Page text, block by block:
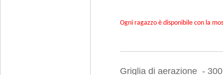
Ogni ragazzo è disponibile con la
Griglia di aerazione -